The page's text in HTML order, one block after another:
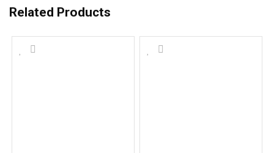
Related Products